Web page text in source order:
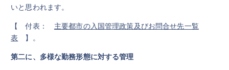
いと思われます。
【 付表： 主要都市の入国管理政策及びお問合せ先一覧
表 】。
第二に、多様な勤務形態に対する管理